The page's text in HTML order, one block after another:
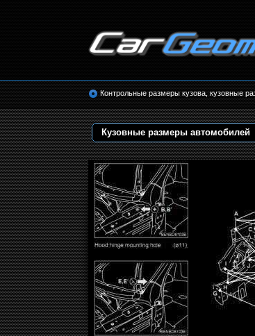
кузовные размеры.
Контрольные размеры кузова, кузовные
Кузовные размеры автомобилей